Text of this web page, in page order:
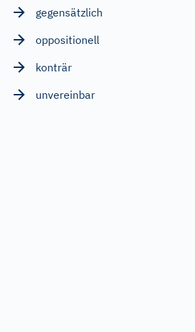
gegensätzlich
oppositionell
konträr
unvereinbar